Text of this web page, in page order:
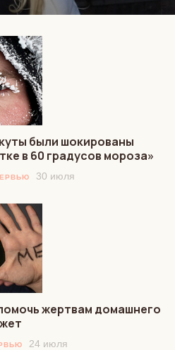
были шокированы
в 60 градусов мороза»
30 июля
жертвам домашнего
24 июля